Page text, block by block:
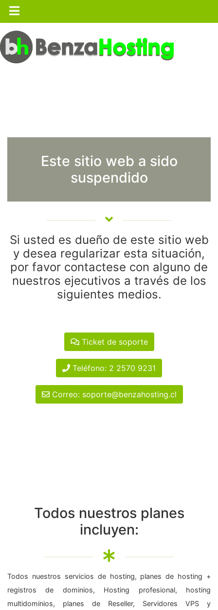
Este sitio web a sido
suspendido
Si usted es dueño de este sitio web
y desea regularizar esta situación,
por favor contactese con alguno de
nuestros ejecutivos a través de los
siguientes medios.
Ticket de soporte
Teléfono: 2 2570 9231
Correo: soporte@benzahosting.cl
Todos nuestros planes
incluyen:
Todos nuestros servicios de hosting, planes de hosting +
registros de dominios, Hosting profesional, hosting
multidominios, planes de Reseller, Servidores VPS y